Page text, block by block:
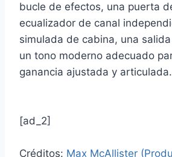
bucle de efectos, una puerta
ecualizador de canal
simulada de cabina, una
un tono moderno adecuado
ganancia ajustada y articulada.
[ad_2]
Créditos: Max McAllister